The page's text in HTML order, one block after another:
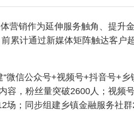
营销作为延伸服务触角、提
累计通过新媒体矩阵触达客
微信公众号+视频号+抖音号+
，粉丝量突破2600人；视频
；同步组建乡镇金融服务社